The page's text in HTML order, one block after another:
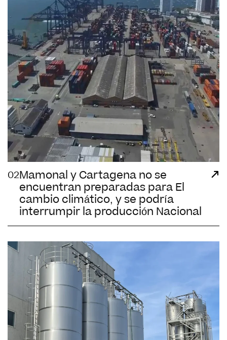
02Mamonal y Cartagena no se
encuentran preparadas para El
cambio climático, y se podría
interrumpir la producción Nacional